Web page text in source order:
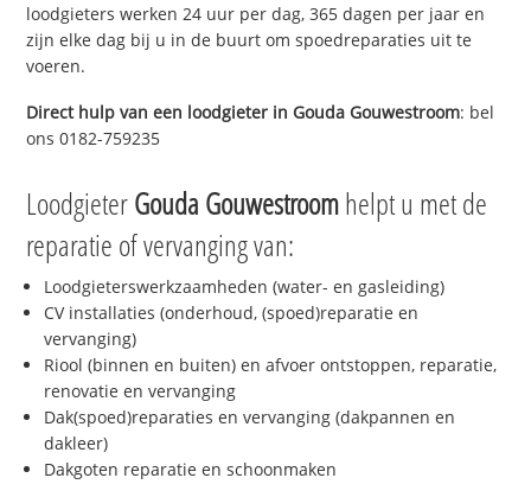
loodgieters werken 24 uur per dag, 365 dagen per jaar en
zijn elke dag bij u in de buurt om spoedreparaties uit te
voeren.
Direct hulp van een loodgieter in Gouda Gouwestroom: bel
ons 0182-759235
LoodgieterGouda Gouwestroomhelpt u met de
reparatie of vervanging van:
Loodgieterswerkzaamheden (water- en gasleiding)
CV installaties (onderhoud, (spoed)reparatie en
vervanging)
Riool (binnen en buiten) en afvoer ontstoppen, reparatie,
renovatie en vervanging
Dak(spoed)reparaties en vervanging (dakpannen en
dakleer)
Dakgoten reparatie en schoonmaken